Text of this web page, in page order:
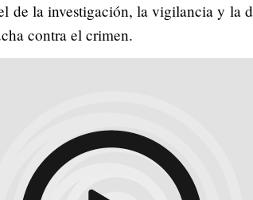
de la investigación, la vigilancia y la
contra el crimen.